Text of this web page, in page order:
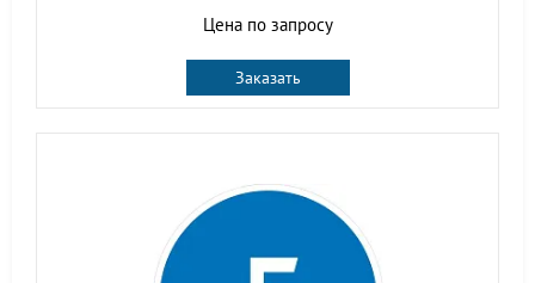
Цена по запросу
Заказать